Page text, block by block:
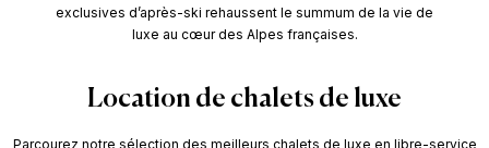
exclusives d’après-ski rehaussent le summum de la vie de
luxe au cœur des Alpes françaises.
Location de chalets de luxe
Parcourez notre sélection des meilleurs chalets de luxe en libre-service